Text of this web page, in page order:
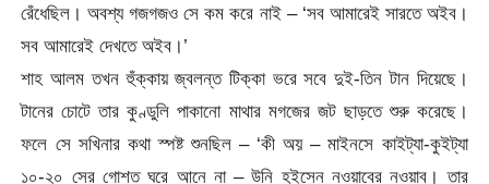
রেঁধেছিল। অবশ্য গজগজও সে কম করে নাই – ‘সব আমারেই সারতে অইব।
সব আমারেই দেখতে অইব।’
শাহ আলম তখন হুঁক্কায় জ্বলন্ত টিক্কা ভরে সবে দুই-তিন টান দিয়েছে।
টানের চোটে তার কুণ্ডুলি পাকানো মাথার মগজের জট ছাড়তে শুরু করেছে।
ফলে সে সখিনার কথা স্পষ্ট শুনছিল – ‘কী অয় – মাইনসে কাইট্যা-কুইট্যা
১০-২০ সের গোশত ঘরে আনে না – উনি হইসেন নওয়াবের নওয়াব। তার